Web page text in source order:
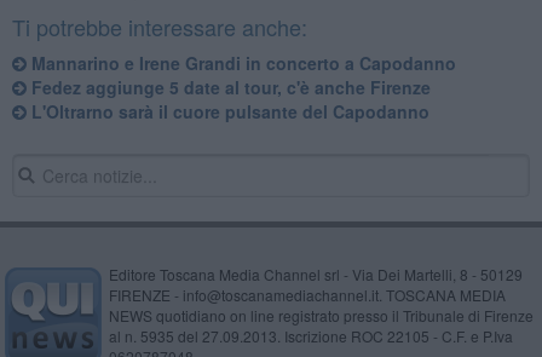
Ti potrebbe interessare anche:
Mannarino e Irene Grandi in concerto a Capodanno
Fedez aggiunge 5 date al tour, c'è anche Firenze
L'Oltrarno sarà il cuore pulsante del Capodanno
Editore Toscana Media Channel srl - Via Dei Martelli, 8 - 50129
FIRENZE - info@toscanamediachannel.it. TOSCANA MEDIA
NEWS quotidiano on line registrato presso il Tribunale di Firenze
al n. 5935 del 27.09.2013. Iscrizione ROC 22105 - C.F. e P.Iva